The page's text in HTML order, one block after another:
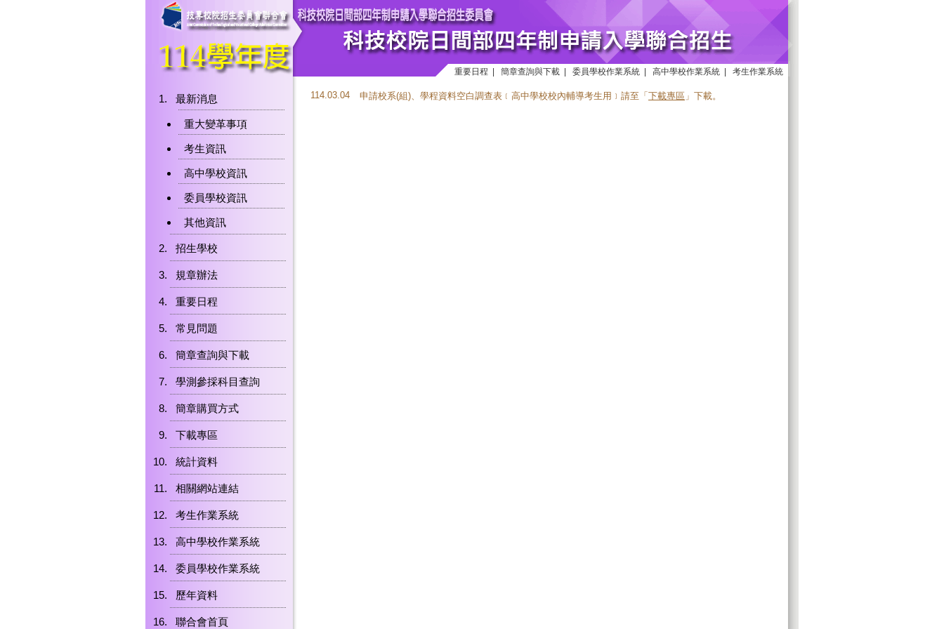
重要日程 簡章查詢與下載 委員學校作業系統 高中學校作業系統 考生作業系統
最新消息
重大變革事項
考生資訊
高中學校資訊
委員學校資訊
其他資訊
招生學校
規章辦法
重要日程
常見問題
簡章查詢與下載
學測參採科目查詢
簡章購買方式
下載專區
統計資料
相關網站連結
考生作業系統
高中學校作業系統
委員學校作業系統
歷年資料
聯合會首頁
114.03.04 申請校系(組)、學程資料空白調查表﹝高中學校校內輔導考生用﹞請至「 下載專區 」下載。